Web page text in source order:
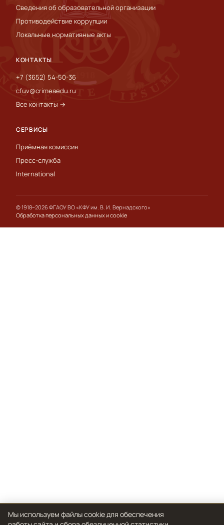
Сведения об образовательной организации
Противодействие коррупции
Локальные нормативные акты
КОНТАКТЫ
+7 (3652) 54-50-36
cfuv@crimeaedu.ru
Все контакты →
СЕРВИСЫ
Приёмная комиссия
Пресс-служба
International
© 1918–2026 ФГАОУ ВО «КФУ им. В. И. Вернадского»
Обработка персональных данных и cookie
Мы используем файлы cookie для обеспечения